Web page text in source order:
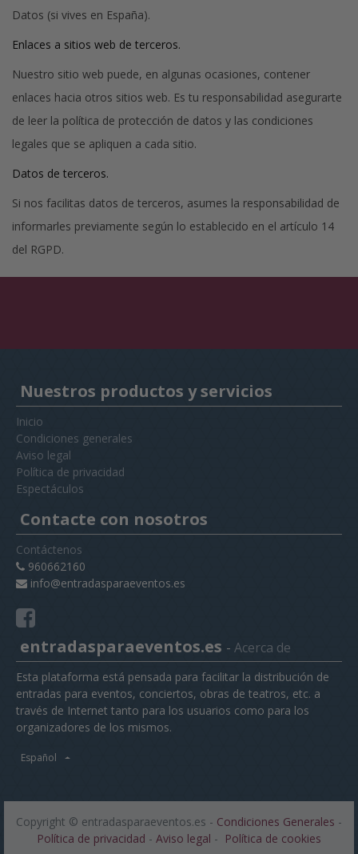
Datos (si vives en España).
Enlaces a sitios web de terceros.
Nuestro sitio web puede, en algunas ocasiones, contener
enlaces hacia otros sitios web. Es tu responsabilidad asegurarte
de leer la política de protección de datos y las condiciones
legales que se apliquen a cada sitio.
Datos de terceros.
Si nos facilitas datos de terceros, asumes la responsabilidad de
informarles previamente según lo establecido en el artículo 14
del RGPD.
Nuestros productos y servicios
Inicio
Condiciones generales
Aviso legal
Política de privacidad
Espectáculos
Contacte con nosotros
Contáctenos
960662160
info@entradasparaeventos.es
entradasparaeventos.es - Acerca de
Esta plataforma está pensada para facilitar la distribución de
entradas para eventos, conciertos, obras de teatros, etc. a
través de Internet tanto para los usuarios como para los
organizadores de los mismos.
Español
Copyright © entradasparaeventos.es - Condiciones Generales -
Política de privacidad - Aviso legal - Política de cookies